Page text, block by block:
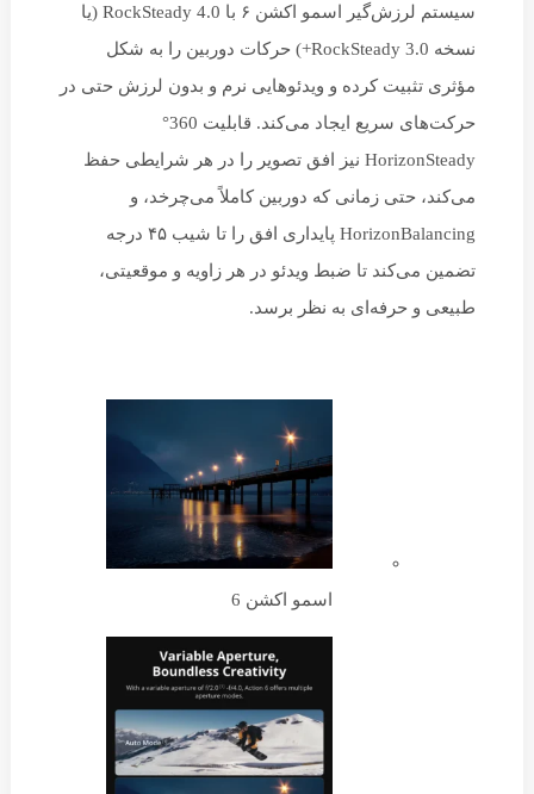
سیستم لرزش‌گیر اسمو اکشن ۶ با RockSteady 4.0 (یا
نسخه RockSteady 3.0+) حرکات دوربین را به شکل
مؤثری تثبیت کرده و ویدئوهایی نرم و بدون لرزش حتی در
حرکت‌های سریع ایجاد می‌کند. قابلیت 360°
HorizonSteady نیز افق تصویر را در هر شرایطی حفظ
می‌کند، حتی زمانی که دوربین کاملاً می‌چرخد، و
HorizonBalancing پایداری افق را تا شیب ۴۵ درجه
تضمین می‌کند تا ضبط ویدئو در هر زاویه و موقعیتی،
طبیعی و حرفه‌ای به نظر برسد.
اسمو اکشن 6